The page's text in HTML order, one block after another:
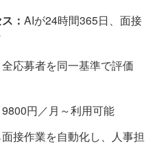
： AIが24時間365日、面接
全応募者を同一基準で評価
9800円／月～利用可能
接作業を自動化し、人事担